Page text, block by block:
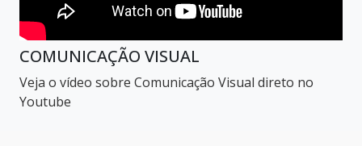
COMUNICAÇÃO VISUAL
Veja o vídeo sobre Comunicação Visual direto no
Youtube